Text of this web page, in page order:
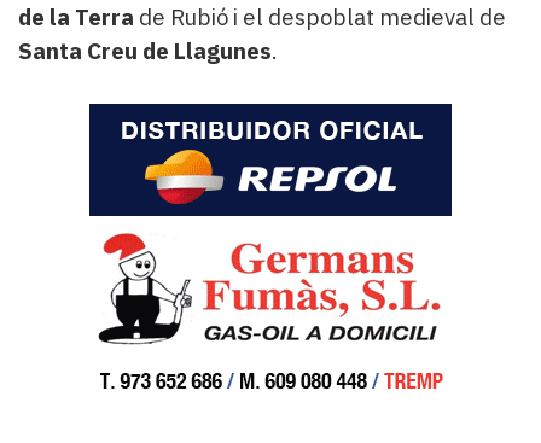
de la Terra de Rubió i el despoblat medieval de
Santa Creu de Llagunes.